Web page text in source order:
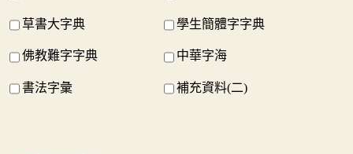
草書大字典 學生簡體字字典
佛教難字字典 中華字海
書法字彙 補充資料(二)